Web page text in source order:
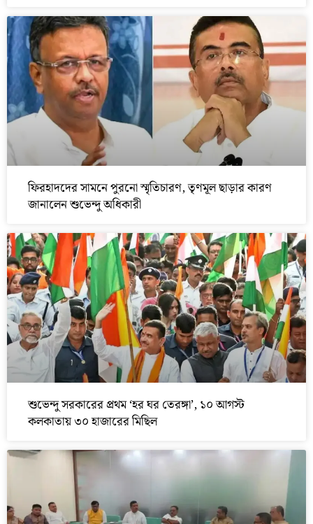
ফিরহাদদের সামনে পুরনো স্মৃতিচারণ, তৃণমূল ছাড়ার কারণ
জানালেন শুভেন্দু অধিকারী
শুভেন্দু সরকারের প্রথম ‘হর ঘর তেরঙ্গা’, ১০ আগস্ট
কলকাতায় ৩০ হাজারের মিছিল